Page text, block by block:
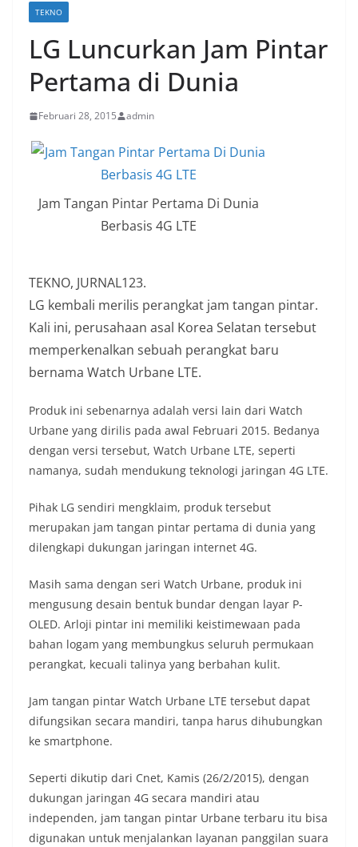
TEKNO
LG Luncurkan Jam Pintar
Pertama di Dunia
Februari 28, 2015 admin
Jam Tangan Pintar Pertama Di Dunia
Berbasis 4G LTE
TEKNO, JURNAL123.
LG kembali merilis perangkat jam tangan pintar.
Kali ini, perusahaan asal Korea Selatan tersebut
memperkenalkan sebuah perangkat baru
bernama Watch Urbane LTE.
Produk ini sebenarnya adalah versi lain dari Watch
Urbane yang dirilis pada awal Februari 2015. Bedanya
dengan versi tersebut, Watch Urbane LTE, seperti
namanya, sudah mendukung teknologi jaringan 4G LTE.
Pihak LG sendiri mengklaim, produk tersebut
merupakan jam tangan pintar pertama di dunia yang
dilengkapi dukungan jaringan internet 4G.
Masih sama dengan seri Watch Urbane, produk ini
mengusung desain bentuk bundar dengan layar P-
OLED. Arloji pintar ini memiliki keistimewaan pada
bahan logam yang membungkus seluruh permukaan
perangkat, kecuali talinya yang berbahan kulit.
Jam tangan pintar Watch Urbane LTE tersebut dapat
difungsikan secara mandiri, tanpa harus dihubungkan
ke smartphone.
Seperti dikutip dari Cnet, Kamis (26/2/2015), dengan
dukungan jaringan 4G secara mandiri atau
independen, jam tangan pintar Urbane terbaru itu bisa
digunakan untuk menjalankan layanan panggilan suara